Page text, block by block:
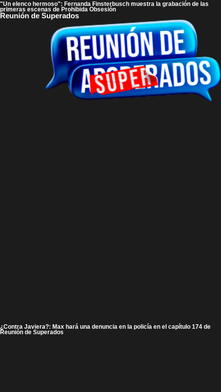
"Un elenco hermoso": Fernanda Finsterbusch muestra la grabación de las
primeras escenas de Prohibida Obsesión
Reunión de Superados
¿Contra Javiera?: Max hará una denuncia en la policía en el capítulo 174 de
Reunión de Superados